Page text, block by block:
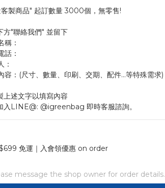
製商品" 起訂數量 3000個，無零售!
方"聯絡我們" 並留下
名稱：
電話：
：
求內容：(尺寸、數量、印刷、交期、配件...等特殊需求)
上述文字以填寫內容
入LINE@: @igreenbag 即時客服諮詢。
免運｜入會領優惠 on order
message the shop owner for order details.